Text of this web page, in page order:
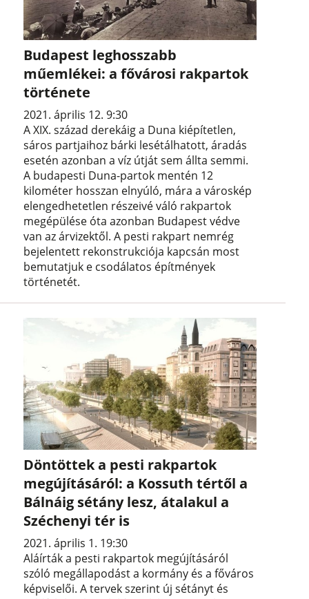
Budapest leghosszabb
műemlékei: a fővárosi rakpartok
története
2021. április 12. 9:30
A XIX. század derekáig a Duna kiépítetlen,
sáros partjaihoz bárki lesétálhatott, áradás
esetén azonban a víz útját sem állta semmi.
A budapesti Duna-partok mentén 12
kilométer hosszan elnyúló, mára a városkép
elengedhetetlen részeivé váló rakpartok
megépülése óta azonban Budapest védve
van az árvizektől. A pesti rakpart nemrég
bejelentett rekonstrukciója kapcsán most
bemutatjuk e csodálatos építmények
történetét.
Döntöttek a pesti rakpartok
megújításáról: a Kossuth tértől a
Bálnáig sétány lesz, átalakul a
Széchenyi tér is
2021. április 1. 19:30
Aláírták a pesti rakpartok megújításáról
szóló megállapodást a kormány és a főváros
képviselői. A tervek szerint új sétányt és